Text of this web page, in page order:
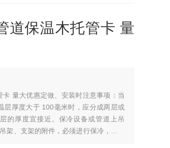
道保温木托管卡 量
层厚度大于 100毫米时，应分成两层或
的厚度宜接近。保冷设备或管道上吊
架、支架的附件，必须进行保冷，其保